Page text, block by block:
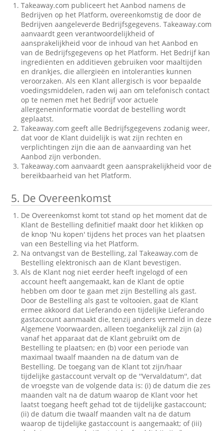
Takeaway.com publiceert het Aanbod namens de
Bedrijven op het Platform, overeenkomstig de door de
Bedrijven aangeleverde Bedrijfsgegevens. Takeaway.com
aanvaardt geen verantwoordelijkheid of
aansprakelijkheid voor de inhoud van het Aanbod en
van de Bedrijfsgegevens op het Platform. Het Bedrijf kan
ingrediënten en additieven gebruiken voor maaltijden
en drankjes, die allergieën en intoleranties kunnen
veroorzaken. Als een Klant allergisch is voor bepaalde
voedingsmiddelen, raden wij aan om telefonisch contact
op te nemen met het Bedrijf voor actuele
allergeneninformatie voordat de bestelling wordt
geplaatst.
Takeaway.com geeft alle Bedrijfsgegevens zodanig weer,
dat voor de Klant duidelijk is wat zijn rechten en
verplichtingen zijn die aan de aanvaarding van het
Aanbod zijn verbonden.
Takeaway.com aanvaardt geen aansprakelijkheid voor de
bereikbaarheid van het Platform.
5. De Overeenkomst
De Overeenkomst komt tot stand op het moment dat de
Klant de Bestelling definitief maakt door het klikken op
de knop 'Nu kopen' tijdens het proces van het plaatsen
van een Bestelling via het Platform.
Na ontvangst van de Bestelling, zal Takeaway.com de
Bestelling elektronisch aan de Klant bevestigen.
Als de Klant nog niet eerder heeft ingelogd of een
account heeft aangemaakt, kan de Klant de optie
hebben om door te gaan met zijn Bestelling als gast.
Door de Bestelling als gast te voltooien, gaat de Klant
ermee akkoord dat Lieferando een tijdelijke Lieferando
gastaccount aanmaakt die, tenzij anders vermeld in deze
Algemene Voorwaarden, alleen toegankelijk zal zijn (a)
vanaf het apparaat dat de Klant gebruikt om de
Bestelling te plaatsen; en (b) voor een periode van
maximaal twaalf maanden na de datum van de
Bestelling. De toegang van de Klant tot zijn/haar
tijdelijke gastaccount vervalt op de ''Vervaldatum'', dat
de vroegste van de volgende data is: (i) de datum die zes
maanden valt na de datum waarop de Klant voor het
laatst toegang heeft gehad tot de tijdelijke gastaccount;
(ii) de datum die twaalf maanden valt na de datum
waarop de tijdelijke gastaccount is aangemaakt; of (iii)